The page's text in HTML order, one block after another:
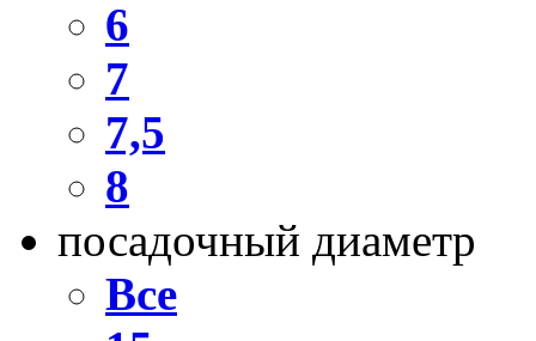
6
7
7,5
8
посадочный диаметр
Все